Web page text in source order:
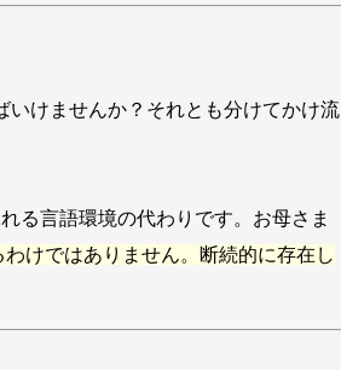
いけませんか？それとも分けてかけ流
る言語環境の代わりです。お母さま
けではありません。断続的に存在し